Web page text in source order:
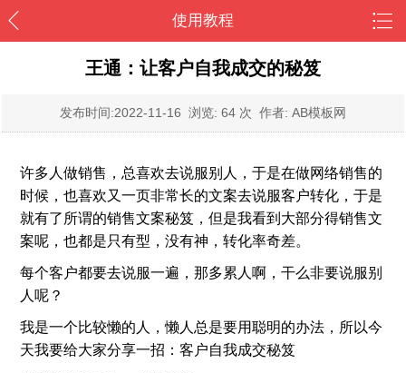
使用教程
王通：让客户自我成交的秘笈
发布时间:2022-11-16 浏览: 64 次 作者: AB模板网
许多人做销售，总喜欢去说服别人，于是在做网络销售的
时候，也喜欢又一页非常长的文案去说服客户转化，于是
就有了所谓的销售文案秘笈，但是我看到大部分得销售文
案呢，也都是只有型，没有神，转化率奇差。
每个客户都要去说服一遍，那多累人啊，干么非要说服别
人呢？
我是一个比较懒的人，懒人总是要用聪明的办法，所以今
天我要给大家分享一招：客户自我成交秘笈